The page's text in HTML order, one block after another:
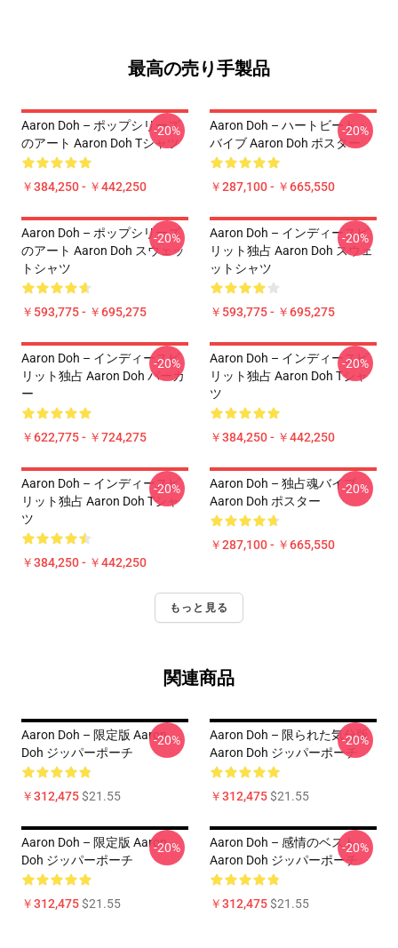
最高の売り手製品
Aaron Doh – ポップシリーズ
のアート Aaron Doh Tシャツ
￥384,250 - ￥442,250
-20%
Aaron Doh – ハートビート・
バイブ Aaron Doh ポスター
￥287,100 - ￥665,550
-20%
Aaron Doh – ポップシリーズ
のアート Aaron Doh スウェッ
トシャツ
￥593,775 - ￥695,275
-20%
Aaron Doh – インディースピ
リット独占 Aaron Doh スウェ
ットシャツ
￥593,775 - ￥695,275
-20%
Aaron Doh – インディースピ
リット独占 Aaron Doh パーカ
ー
￥622,775 - ￥724,275
-20%
Aaron Doh – インディースピ
リット独占 Aaron Doh Tシャ
ツ
￥384,250 - ￥442,250
-20%
Aaron Doh – インディースピ
リット独占 Aaron Doh Tシャ
ツ
￥384,250 - ￥442,250
-20%
Aaron Doh – 独占魂バイブ
Aaron Doh ポスター
￥287,100 - ￥665,550
-20%
もっと見る
関連商品
Aaron Doh – 限定版 Aaron
Doh ジッパーポーチ
￥312,475$21.55
-20%
Aaron Doh – 限られた気分版
Aaron Doh ジッパーポーチ
￥312,475$21.55
-20%
Aaron Doh – 限定版 Aaron
Doh ジッパーポーチ
￥312,475$21.55
-20%
Aaron Doh – 感情のベスト
Aaron Doh ジッパーポーチ
￥312,475$21.55
-20%